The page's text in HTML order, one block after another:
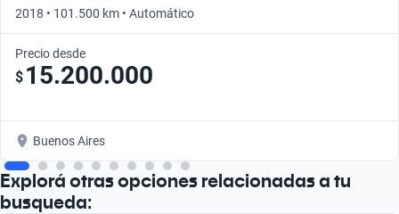
2018 • 101.500 km • Automático
Precio desde
$ 15.200.000
Buenos Aires
Explorá otras opciones relacionadas a tu
busqueda: